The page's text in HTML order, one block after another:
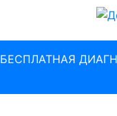
БЕСПЛАТНАЯ